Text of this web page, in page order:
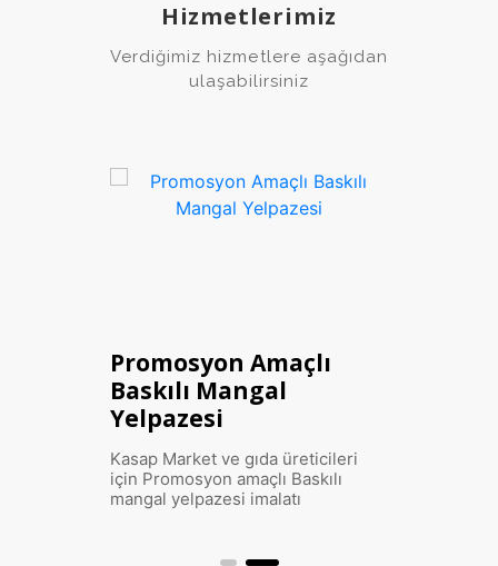
Hizmetlerimiz
Verdiğimiz hizmetlere aşağıdan
ulaşabilirsiniz
Toptan Mangal
Yelpazesi imalatı
Plastik enjeksiyon yöntemi ile
Mangal Yelpazesi imalatı